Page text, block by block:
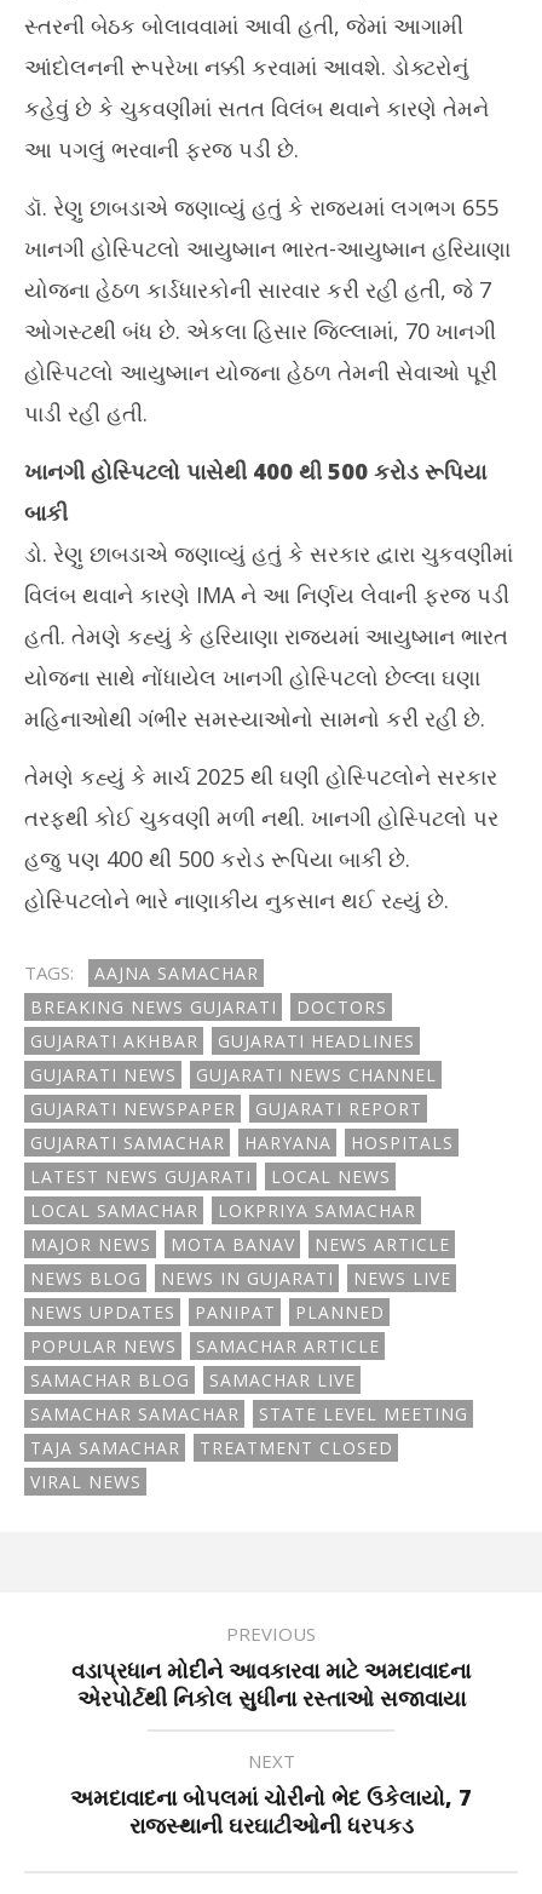
સ્તરની બેઠક બોલાવવામાં આવી હતી, જેમાં આગામી
આંદોલનની રૂપરેખા નક્કી કરવામાં આવશે. ડોક્ટરોનું
કહેવું છે કે ચુકવણીમાં સતત વિલંબ થવાને કારણે તેમને
આ પગલું ભરવાની ફરજ પડી છે.
ડૉ. રેણુ છાબડાએ જણાવ્યું હતું કે રાજ્યમાં લગભગ 655
ખાનગી હોસ્પિટલો આયુષ્માન ભારત-આયુષ્માન હરિયાણા
યોજના હેઠળ કાર્ડધારકોની સારવાર કરી રહી હતી, જે 7
ઓગસ્ટથી બંધ છે. એકલા હિસાર જિલ્લામાં, 70 ખાનગી
હોસ્પિટલો આયુષ્માન યોજના હેઠળ તેમની સેવાઓ પૂરી
પાડી રહી હતી.
ખાનગી હોસ્પિટલો પાસેથી 400 થી 500 કરોડ રૂપિયા
બાકી
ડો. રેણુ છાબડાએ જણાવ્યું હતું કે સરકાર દ્વારા ચુકવણીમાં
વિલંબ થવાને કારણે IMA ને આ નિર્ણય લેવાની ફરજ પડી
હતી. તેમણે કહ્યું કે હરિયાણા રાજ્યમાં આયુષ્માન ભારત
યોજના સાથે નોંધાયેલ ખાનગી હોસ્પિટલો છેલ્લા ઘણા
મહિનાઓથી ગંભીર સમસ્યાઓનો સામનો કરી રહી છે.
તેમણે કહ્યું કે માર્ચ 2025 થી ઘણી હોસ્પિટલોને સરકાર
તરફથી કોઈ ચુકવણી મળી નથી. ખાનગી હોસ્પિટલો પર
હજુ પણ 400 થી 500 કરોડ રૂપિયા બાકી છે.
હોસ્પિટલોને ભારે નાણાકીય નુકસાન થઈ રહ્યું છે.
TAGS:
AAJNA SAMACHAR
BREAKING NEWS GUJARATI
DOCTORS
GUJARATI AKHBAR
GUJARATI HEADLINES
GUJARATI NEWS
GUJARATI NEWS CHANNEL
GUJARATI NEWSPAPER
GUJARATI REPORT
GUJARATI SAMACHAR
HARYANA
HOSPITALS
LATEST NEWS GUJARATI
LOCAL NEWS
LOCAL SAMACHAR
LOKPRIYA SAMACHAR
MAJOR NEWS
MOTA BANAV
NEWS ARTICLE
NEWS BLOG
NEWS IN GUJARATI
NEWS LIVE
NEWS UPDATES
PANIPAT
PLANNED
POPULAR NEWS
SAMACHAR ARTICLE
SAMACHAR BLOG
SAMACHAR LIVE
SAMACHAR SAMACHAR
STATE LEVEL MEETING
TAJA SAMACHAR
TREATMENT CLOSED
VIRAL NEWS
PREVIOUS
વડાપ્રધાન મોદીને આવકારવા માટે અમદાવાદના
એરપોર્ટથી નિકોલ સુધીના રસ્તાઓ સજાવાયા
NEXT
અમદાવાદના બોપલમાં ચોરીનો ભેદ ઉકેલાયો, 7
રાજસ્થાની ઘરઘાટીઓની ધરપકડ